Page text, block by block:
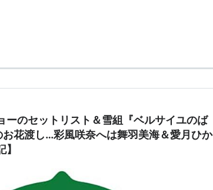
ーのセットリスト＆雪組『ベルサイユのば
花渡し…彩風咲奈へは舞羽美海＆愛月ひか